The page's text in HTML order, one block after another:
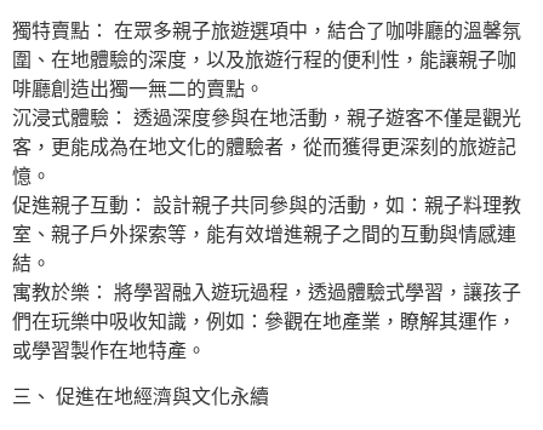
獨特賣點： 在眾多親子旅遊選項中，結合了咖啡廳的溫馨氛
圍、在地體驗的深度，以及旅遊行程的便利性，能讓親子咖
啡廳創造出獨一無二的賣點。
沉浸式體驗： 透過深度參與在地活動，親子遊客不僅是觀光
客，更能成為在地文化的體驗者，從而獲得更深刻的旅遊記
憶。
促進親子互動： 設計親子共同參與的活動，如：親子料理教
室、親子戶外探索等，能有效增進親子之間的互動與情感連
結。
寓教於樂： 將學習融入遊玩過程，透過體驗式學習，讓孩子
們在玩樂中吸收知識，例如：參觀在地產業，瞭解其運作，
或學習製作在地特產。
三、 促進在地經濟與文化永續